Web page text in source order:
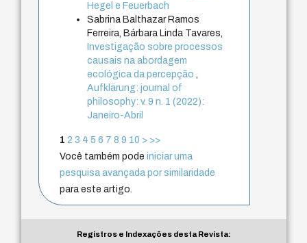
Hegel e Feuerbach
Sabrina Balthazar Ramos
Ferreira, Bárbara Linda Tavares,
Investigação sobre processos
causais na abordagem
ecológica da percepção,
Aufklärung: journal of
philosophy: v. 9 n. 1 (2022):
Janeiro-Abril
1 2 3 4 5 6 7 8 9 10 > >>
Você também podeiniciar uma
pesquisa avançada por similaridade
para este artigo.
Registros e Indexações desta Revista: